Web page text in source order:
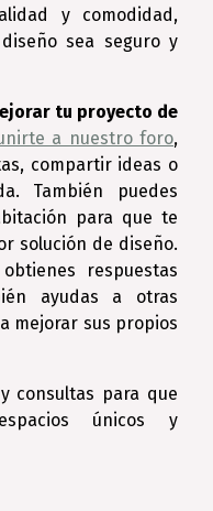
y comodidad,
sea seguro y
tu proyecto de
a nuestro foro,
compartir ideas o
También puedes
para que te
solución de diseño.
respuestas
ayudas a otras
mejorar sus propios
consultas para que
únicos y